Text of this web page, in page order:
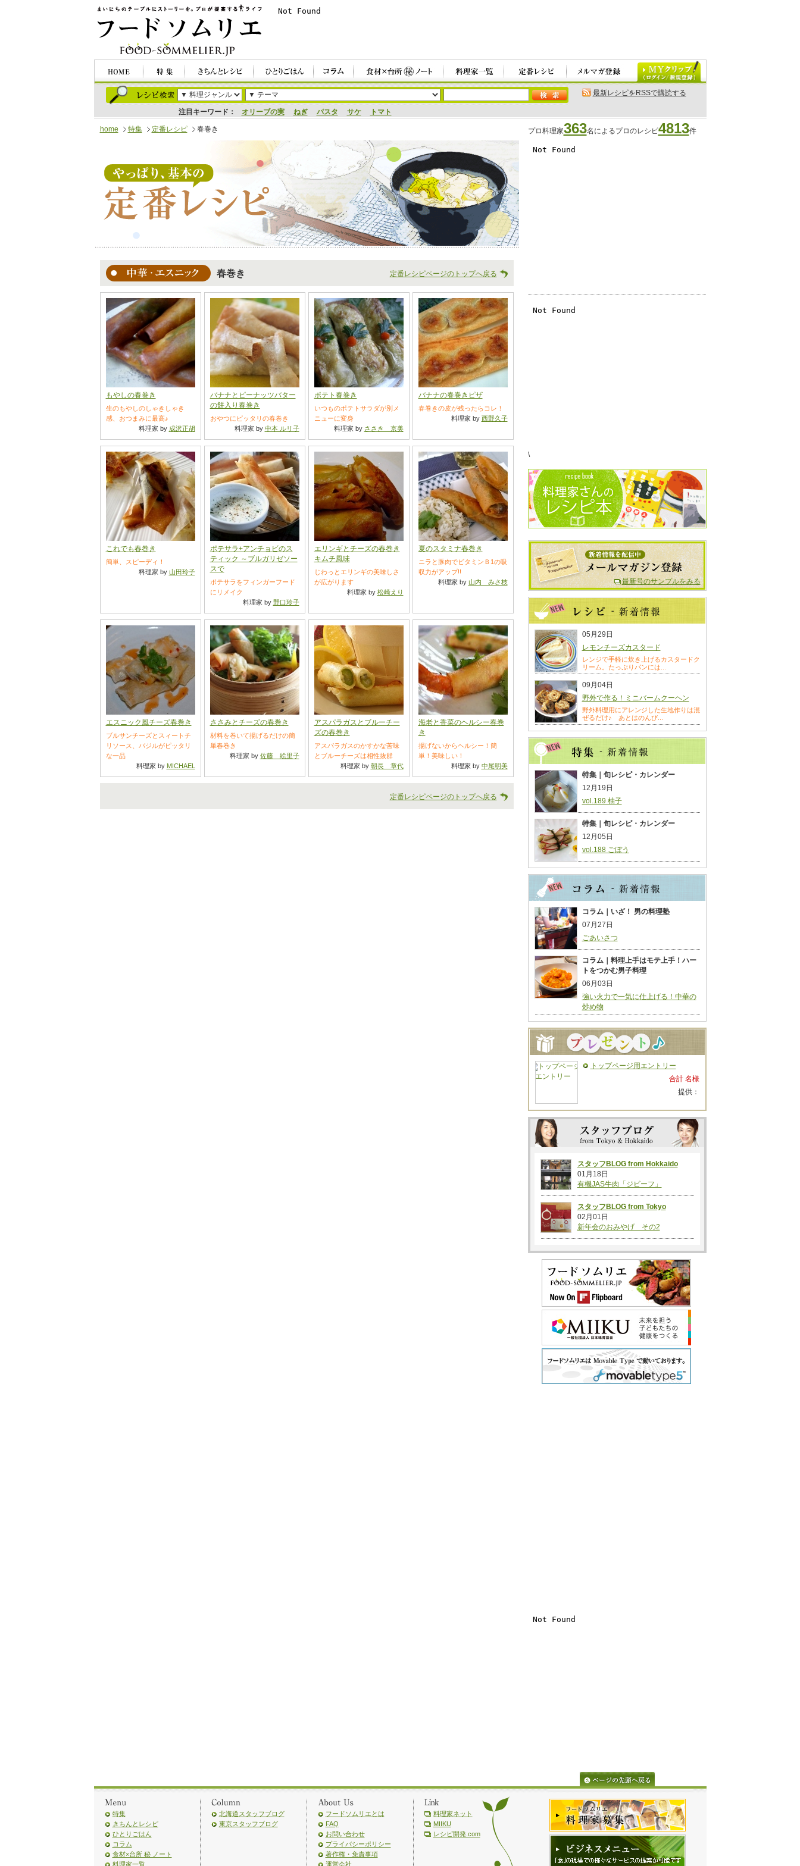
注目キーワード： オリーブの実 ねぎ パスタ サケ トマト
最新レシピをRSSで購読する
home 特集 定番レシピ 春巻き プロ料理家363名によるプロのレシピ4813件
春巻き 定番レシピページのトップへ戻る
もやしの春巻き
生のもやしのしゃきしゃき
感、おつまみに最高♪
料理家 by 成沢正胡
バナナとピーナッツバター
の餅入り春巻き
おやつにピッタリの春巻き
料理家 by 中本 ルリ子
ポテト春巻き
いつものポテトサラダが別メ
ニューに変身
料理家 by ささき 京美
バナナの春巻きピザ
春巻きの皮が残ったらコレ！
料理家 by 西野久子
これでも春巻き
簡単、スピーディ！
料理家 by 山田玲子
ポテサラ+アンチョビのス
ティック ～ブルガリゼソー
スで
ポテサラをフィンガーフード
にリメイク
料理家 by 野口玲子
エリンギとチーズの春巻き
キムチ風味
じわっとエリンギの美味しさ
が広がります
料理家 by 松崎えり
夏のスタミナ春巻き
ニラと豚肉でビタミンＢ1の吸
収力がアップ!!
料理家 by 山内 みさ枝
エスニック風チーズ春巻き
ブルサンチーズとスィートチ
リソース、バジルがピッタリ
な一品
料理家 by MICHAEL
ささみとチーズの春巻き
材料を巻いて揚げるだけの簡
単春巻き
料理家 by 佐藤 絵里子
アスパラガスとブルーチー
ズの春巻き
アスパラガスのかすかな苦味
とブルーチーズは相性抜群
料理家 by 朝長 章代
海老と香菜のヘルシー春巻
き
揚げないからヘルシー！簡
単！美味しい！
料理家 by 中尾明美
定番レシピページのトップへ戻る
\
最新号のサンプルをみる
05月29日
レモンチーズカスタード
レンジで手軽に炊き上げるカスタードク
リーム。たっぷりパンには...
09月04日
野外で作る！ミニバームクーヘン
野外料理用にアレンジした生地作りは混
ぜるだけ♪ あとはのんび...
特集｜旬レシピ・カレンダー
12月19日
vol.189 柚子
特集｜旬レシピ・カレンダー
12月05日
vol.188 ごぼう
コラム｜いざ！ 男の料理塾
07月27日
ごあいさつ
コラム｜料理上手はモテ上手！ハー
トをつかむ男子料理
06月03日
強い火力で一気に仕上げる！中華の
炒め物
トップページ用エントリー
合計 名様
提供：
スタッフBLOG from Hokkaido
01月18日
有機JAS牛肉「ジビーフ」
スタッフBLOG from Tokyo
02月01日
新年会のおみやげ その2
特集
きちんとレシピ
ひとりごはん
コラム
食材×台所 秘 ノート
料理家一覧
北海道スタッフブログ
東京スタッフブログ
フードソムリエとは
FAQ
お問い合わせ
プライバシーポリシー
著作権・免責事項
運営会社
料理家ネット
MIIKU
レシピ開発.com